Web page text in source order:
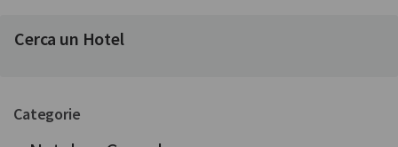
Cerca un Hotel
Categorie